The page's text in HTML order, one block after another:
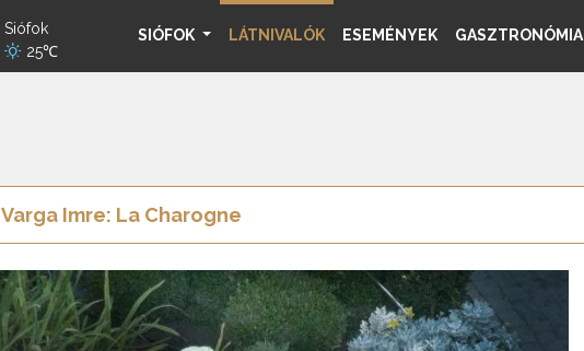
Siófok
25℃
SIÓFOK LÁTNIVALÓK ESEMÉNYEK GASZTRONÓMIA
Varga Imre: La Charogne